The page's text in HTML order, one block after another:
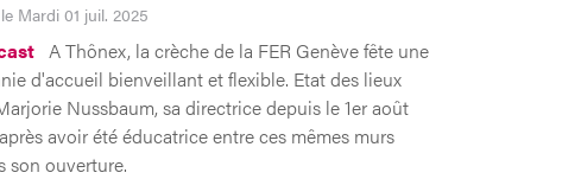
Mardi 01 juil. 2025
A Thônex, la crèche de la FER Genève fête une
d'accueil bienveillant et flexible. Etat des lieux
Nussbaum, sa directrice depuis le 1er août
avoir été éducatrice entre ces mêmes murs
son ouverture.